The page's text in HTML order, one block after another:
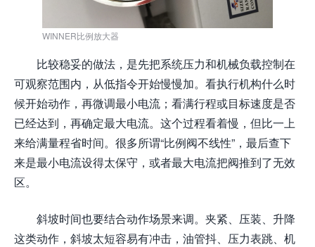
WINNER比例放大器
比较稳妥的做法，是先把系统压力和机械负载控制在
可观察范围内，从低指令开始慢慢加。看执行机构什么时
候开始动作，再微调最小电流；看满行程或目标速度是否
已经达到，再确定最大电流。这个过程看着慢，但比一上
来给满量程省时间。很多所谓“比例阀不线性”，最后查下
来是最小电流设得太保守，或者最大电流把阀推到了无效
区。
斜坡时间也要结合动作场景来调。夹紧、压装、升降
这类动作，斜坡太短容易有冲击，油管抖、压力表跳、机